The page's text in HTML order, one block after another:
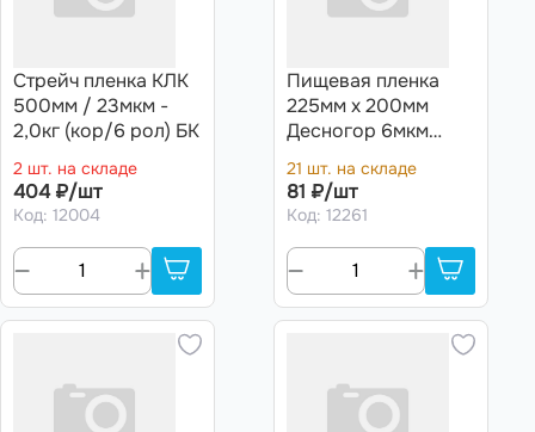
Стрейч пленка КЛК
500мм / 23мкм -
2,0кг (кор/6 рол) БК
2 шт. на складе
404 ₽/шт
Код: 12004
Пищевая пленка
225мм х 200мм
Десногор 6мкм
21 шт. на складе
81 ₽/шт
Код: 12261